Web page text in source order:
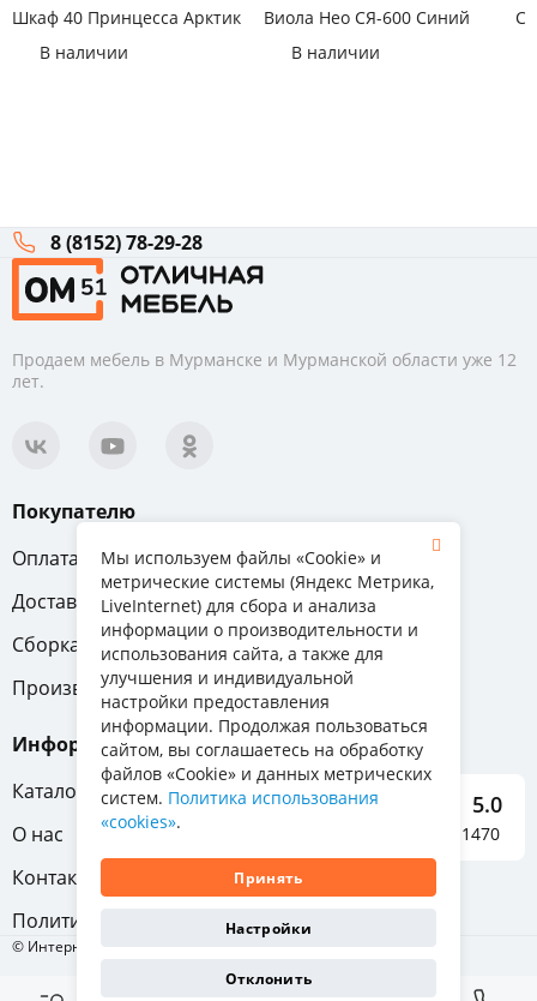
Шкаф 40 Принцесса Арктик
В наличии
Виола Нео СЯ-600 Синий
В наличии
8 (8152) 78-29-28
Продаем мебель в Мурманске и Мурманской области уже 12
лет.
Покупателю
Оплата
Вопрос-ответ
Доставка
Обмен и возврат
Сборка
Гарантия
Производители
Информация
Каталог мебели
О нас
Контакты
Политика конфиденциальности
5.0
Отзывы о нас 1470
© Интернет-магазин «Отличная мебель», 2011-2026
Мы используем файлы «Cookie» и
метрические системы (Яндекс Метрика,
LiveInternet) для сбора и анализа
информации о производительности и
использования сайта, а также для
улучшения и индивидуальной
настройки предоставления
информации. Продолжая пользоваться
сайтом, вы соглашаетесь на обработку
файлов «Cookie» и данных метрических
систем. Политика использования
«cookies».
Принять
Настройки
Отклонить